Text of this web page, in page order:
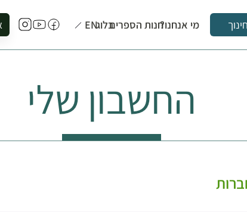
חינוך מי אנחנו?חנות הספריםבלוגEN
החשבון שלי